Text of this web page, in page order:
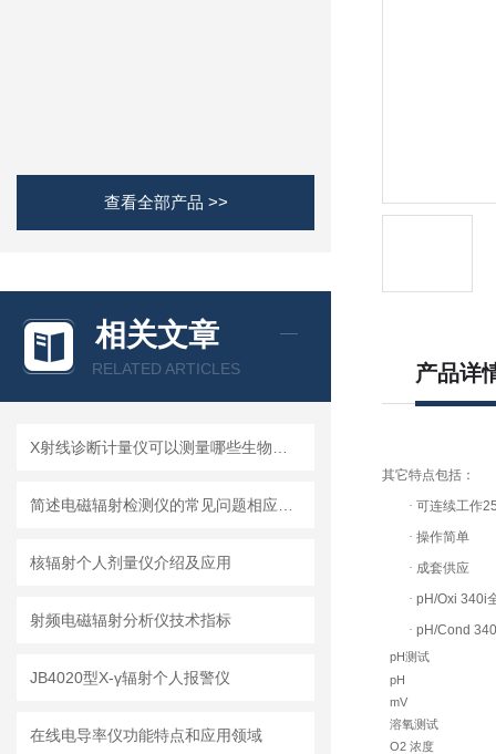
查看全部产品 >>
相关文章
RELATED ARTICLES
核辐射个人剂量仪介绍及应用
射频电磁辐射分析仪技术指标
JB4020型X-γ辐射个人报警仪
在线电导率仪功能特点和应用领域
产品详
其它特点包括：
· 可连续工作
· 操作简单
· 成套供应
· pH/Oxi 340i
· pH/Cond
pH测试
pH
mV
溶氧测试
O2 浓度